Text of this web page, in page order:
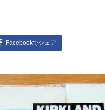
Facebookでシェア